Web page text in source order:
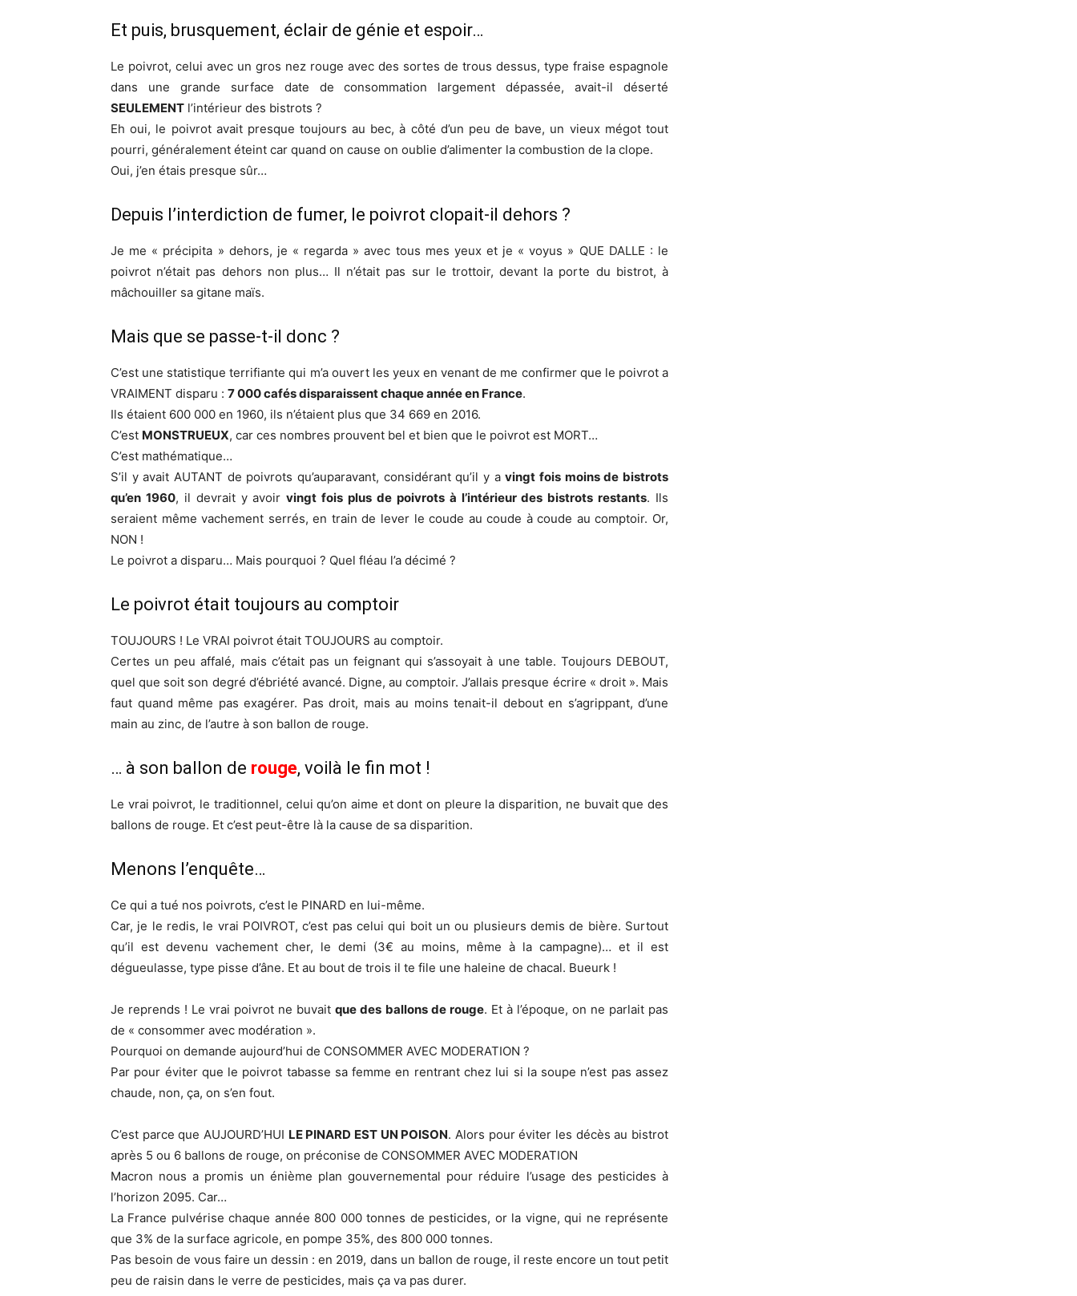
Et puis, brusquement, éclair de génie et espoir…
Le poivrot, celui avec un gros nez rouge avec des sortes de trous dessus, type fraise espagnole
dans une grande surface date de consommation largement dépassée, avait-il déserté
SEULEMENT l’intérieur des bistrots ?
Eh oui, le poivrot avait presque toujours au bec, à côté d’un peu de bave, un vieux mégot tout
pourri, généralement éteint car quand on cause on oublie d’alimenter la combustion de la clope.
Oui, j’en étais presque sûr…
Depuis l’interdiction de fumer, le poivrot clopait-il dehors ?
Je me « précipita » dehors, je « regarda » avec tous mes yeux et je « voyus » QUE DALLE : le
poivrot n’était pas dehors non plus… Il n’était pas sur le trottoir, devant la porte du bistrot, à
mâchouiller sa gitane maïs.
Mais que se passe-t-il donc ?
C’est une statistique terrifiante qui m’a ouvert les yeux en venant de me confirmer que le poivrot a
VRAIMENT disparu : 7 000 cafés disparaissent chaque année en France.
Ils étaient 600 000 en 1960, ils n’étaient plus que 34 669 en 2016.
C’est MONSTRUEUX, car ces nombres prouvent bel et bien que le poivrot est MORT…
C’est mathématique…
S’il y avait AUTANT de poivrots qu’auparavant, considérant qu’il y avingt fois moins de bistrots
qu’en 1960, il devrait y avoirvingt fois plus de poivrots à l’intérieur des bistrots restants. Ils
seraient même vachement serrés, en train de lever le coude au coude à coude au comptoir. Or,
NON !
Le poivrot a disparu… Mais pourquoi ? Quel fléau l’a décimé ?
Le poivrot était toujours au comptoir
TOUJOURS ! Le VRAI poivrot était TOUJOURS au comptoir.
Certes un peu affalé, mais c’était pas un feignant qui s’assoyait à une table. Toujours DEBOUT,
quel que soit son degré d’ébriété avancé. Digne, au comptoir. J’allais presque écrire « droit ». Mais
faut quand même pas exagérer. Pas droit, mais au moins tenait-il debout en s’agrippant, d’une
main au zinc, de l’autre à son ballon de rouge.
… à son ballon de rouge, voilà le fin mot !
Le vrai poivrot, le traditionnel, celui qu’on aime et dont on pleure la disparition, ne buvait que des
ballons de rouge. Et c’est peut-être là la cause de sa disparition.
Menons l’enquête…
Ce qui a tué nos poivrots, c’est le PINARD en lui-même.
Car, je le redis, le vrai POIVROT, c’est pas celui qui boit un ou plusieurs demis de bière. Surtout
qu’il est devenu vachement cher, le demi (3€ au moins, même à la campagne)… et il est
dégueulasse, type pisse d’âne. Et au bout de trois il te file une haleine de chacal. Bueurk !
Je reprends ! Le vrai poivrot ne buvaitque des ballons de rouge. Et à l’époque, on ne parlait pas
de « consommer avec modération ».
Pourquoi on demande aujourd’hui de CONSOMMER AVEC MODERATION ?
Par pour éviter que le poivrot tabasse sa femme en rentrant chez lui si la soupe n’est pas assez
chaude, non, ça, on s’en fout.
C’est parce que AUJOURD’HUI LE PINARD EST UN POISON. Alors pour éviter les décès au bistrot
après 5 ou 6 ballons de rouge, on préconise de CONSOMMER AVEC MODERATION
Macron nous a promis un énième plan gouvernemental pour réduire l’usage des pesticides à
l’horizon 2095. Car…
La France pulvérise chaque année 800 000 tonnes de pesticides, or la vigne, qui ne représente
que 3% de la surface agricole, en pompe 35%, des 800 000 tonnes.
Pas besoin de vous faire un dessin : en 2019, dans un ballon de rouge, il reste encore un tout petit
peu de raisin dans le verre de pesticides, mais ça va pas durer.